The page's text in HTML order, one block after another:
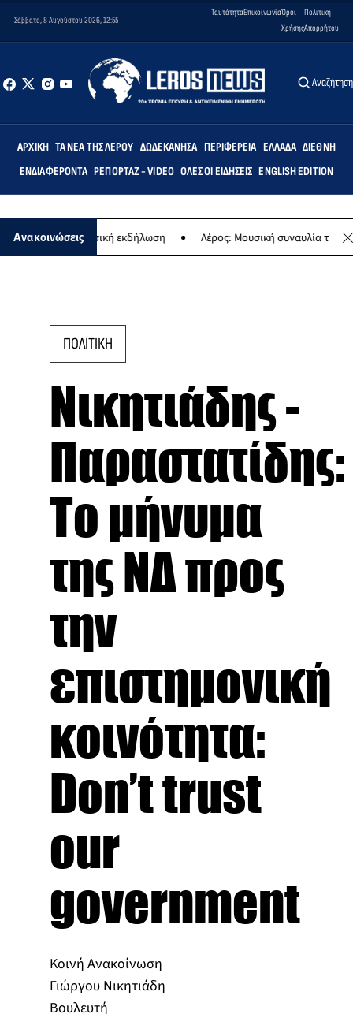
Σάββατο, 8 Αυγούστου 2026, 12:55
ΤαυτότηταΕπικοινωνίαΌροι
Χρήσης
Πολιτική
Απορρήτου
Αναζήτηση
ΑΡΧΙΚΉ ΤΑ ΝΈΑ ΤΗΣ ΛΈΡΟΥ ΔΩΔΕΚΆΝΗΣΑ ΠΕΡΙΦΈΡΕΙΑ ΕΛΛΆΔΑ ΔΙΕΘΝΉ
ΕΝΔΙΑΦΈΡΟΝΤΑ ΡΕΠΟΡΤΆΖ - VIDEO ΌΛΕΣ ΟΙ ΕΙΔΉΣΕΙΣ ENGLISH EDITION
Ανακοινώσεις
- Μουσική εκδήλωση Λέρος: Μουσική συναυλία των
ΠΟΛΙΤΙΚΗ
Νικητιάδης -
Παραστατίδης:
Το μήνυμα
της ΝΔ προς
την
επιστημονική
κοινότητα:
Don’t trust
our
government
Κοινή Ανακοίνωση
Γιώργου Νικητιάδη
Βουλευτή